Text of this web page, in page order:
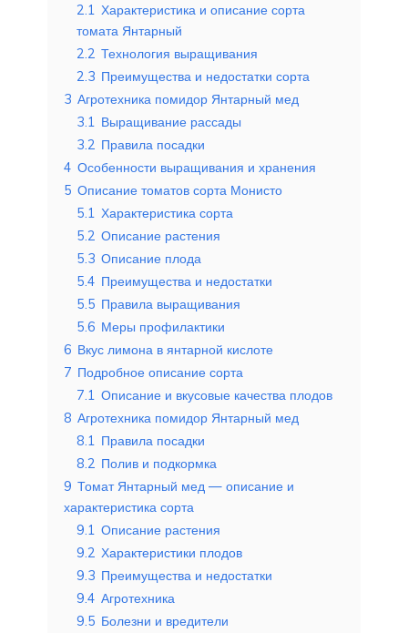
2.1 Характеристика и описание сорта
томата Янтарный
2.2 Технология выращивания
2.3 Преимущества и недостатки сорта
3 Агротехника помидор Янтарный мед
3.1 Выращивание рассады
3.2 Правила посадки
4 Особенности выращивания и хранения
5 Описание томатов сорта Монисто
5.1 Характеристика сорта
5.2 Описание растения
5.3 Описание плода
5.4 Преимущества и недостатки
5.5 Правила выращивания
5.6 Меры профилактики
6 Вкус лимона в янтарной кислоте
7 Подробное описание сорта
7.1 Описание и вкусовые качества плодов
8 Агротехника помидор Янтарный мед
8.1 Правила посадки
8.2 Полив и подкормка
9 Томат Янтарный мед — описание и
характеристика сорта
9.1 Описание растения
9.2 Характеристики плодов
9.3 Преимущества и недостатки
9.4 Агротехника
9.5 Болезни и вредители